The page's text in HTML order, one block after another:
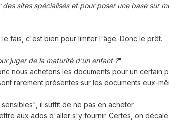
sites spécialisés et pour poser une base sur
fais, c'est bien pour limiter l'âge. Donc le prêt.
juger de la maturité d'un enfant ?"
nous achetons les documents pour un certain
rarement présentes sur les documents eux-
il suffit de ne pas en acheter.
aux ados d'aller s'y fournir. Certes, on